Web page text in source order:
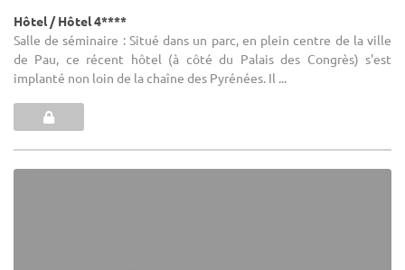
Hôtel / Hôtel 4****
Salle de séminaire : Situé dans un parc, en plein centre de la ville
de Pau, ce récent hôtel (à côté du Palais des Congrès) s'est
implanté non loin de la chaîne des Pyrénées. Il ...